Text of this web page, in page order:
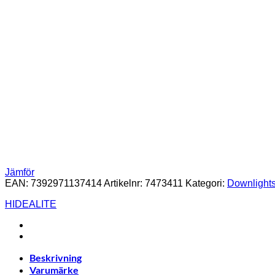
Jämför
EAN: 7392971137414Artikelnr: 7473411 Kategori:
HIDEALITE
Beskrivning
Varumärke